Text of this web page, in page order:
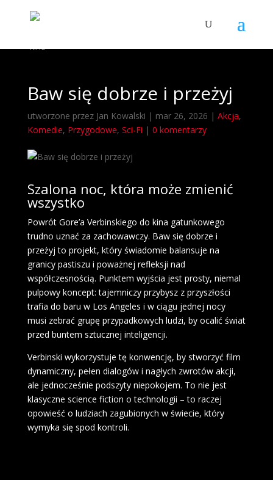
Baw się dobrze i przeżyj
utworzone przez Jan Kowalski | mar 26, 2026 | Akcja,
Komedie, Przygodowe, Sci-Fi | 0 komentarzy
Szalona noc, która może zmienić
wszystko
Powrót Gore’a Verbinskiego do kina gatunkowego
trudno uznać za zachowawczy. Baw się dobrze i
przeżyj to projekt, który świadomie balansuje na
granicy pastiszu i poważnej refleksji nad
współczesnością. Punktem wyjścia jest prosty, niemal
pulpowy koncept: tajemniczy przybysz z przyszłości
trafia do baru w Los Angeles i w ciągu jednej nocy
musi zebrać grupę przypadkowych ludzi, by ocalić świat
przed buntem sztucznej inteligencji.
Verbinski wykorzystuje tę konwencję, by stworzyć film
dynamiczny, pełen dialogów i nagłych zwrotów akcji,
ale jednocześnie podszyty niepokojem. To nie jest
klasyczne science fiction o technologii – to raczej
opowieść o ludziach zagubionych w świecie, który
wymyka się spod kontroli.